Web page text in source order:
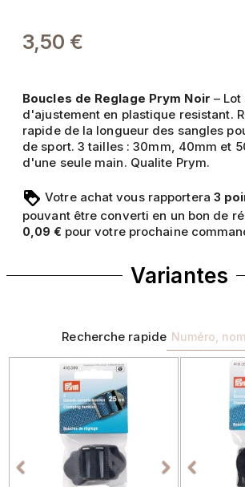
3,50 €
Boucles de Reglage Prym Noir –
d'ajustement en plastique resistant.
rapide de la longueur des sangles
de sport. 3 tailles : 30mm, 40mm et
d'une seule main. Qualite Prym.
Votre achat vous rapportera 3
pouvant être converti en un bon de
0,09 € pour votre prochaine
Variantes
Recherche rapide

Précédent
 